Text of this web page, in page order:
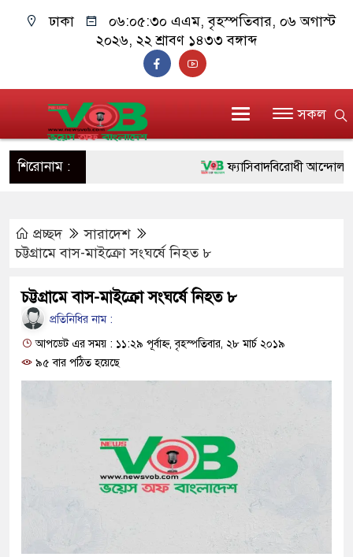
ঢাকা ০৬:০৫:৩১ এএম, বৃহস্পতিবার, ০৬ অগাস্ট
২০২৬, ২২ শ্রাবণ ১৪৩৩ বঙ্গাব্দ
সকল
শিরোনাম : ফ্যাসিবাদবিরোধী আন্দোলনে
উদ্ধার
মাদক কারবারি গ্রেফতার
২৮ লাখ টাকার জাল নোটসহ
থানা পুলিশ
যেকোনো সময় বেনজীরের
প্রচ্ছদ
সারাদেশ
চট্টগ্রামে বাস-মাইক্রো সংঘর্ষে নিহত ৮
চট্টগ্রামে বাস-মাইক্রো সংঘর্ষে নিহত ৮
প্রতিনিধির নাম :
আপডেট এর সময় : ১১:২৯ পূর্বাহ্ন, বৃহস্পতিবার, ২৮ মার্চ ২০১৯
৯৫ বার পঠিত হয়েছে